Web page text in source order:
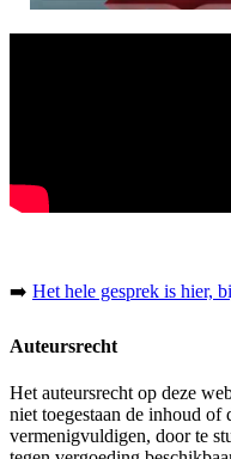
➡️ Het hele gesprek is hier,
Auteursrecht
Het auteursrecht op deze
niet toegestaan de inhoud of
vermenigvuldigen, door te